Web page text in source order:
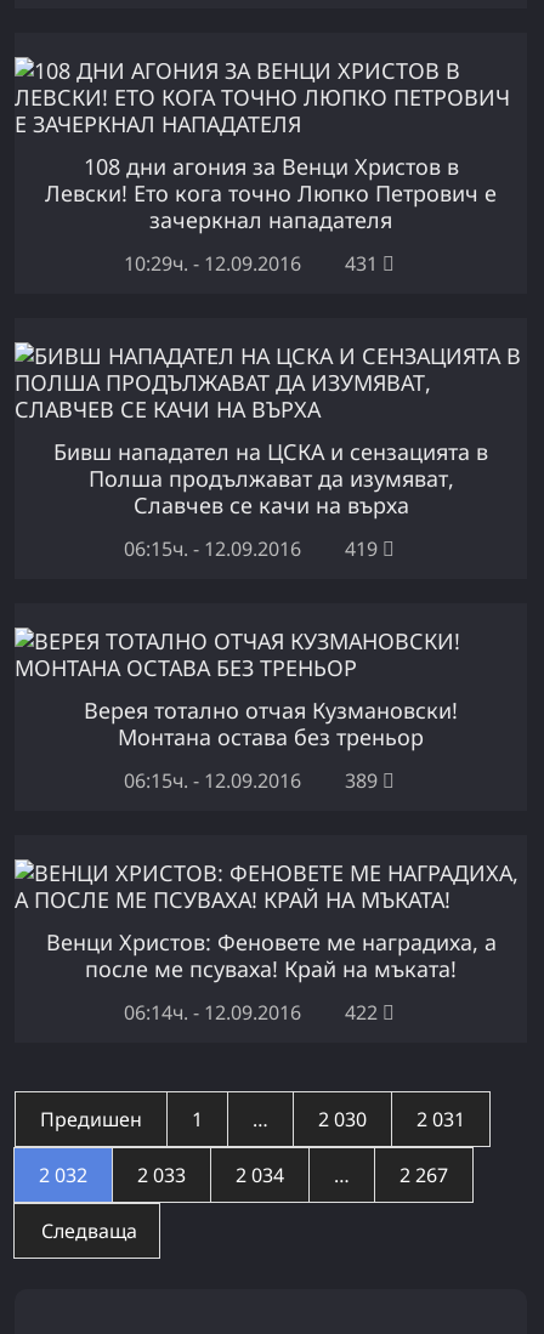
108 дни агония за Венци Христов в
Левски! Ето кога точно Люпко Петрович е
зачеркнал нападателя
10:29ч. - 12.09.2016 431
Бивш нападател на ЦСКА и сензацията в
Полша продължават да изумяват,
Славчев се качи на върха
06:15ч. - 12.09.2016 419
Верея тотално отчая Кузмановски!
Монтана остава без треньор
06:15ч. - 12.09.2016 389
Венци Христов: Феновете ме наградиха, а
после ме псуваха! Край на мъката!
06:14ч. - 12.09.2016 422
Предишен 1 … 2 030 2 031
2 032 2 033 2 034 … 2 267
Следваща